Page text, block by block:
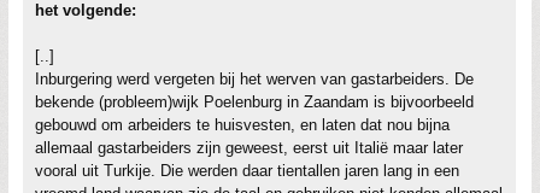
het volgende:
[..]
Inburgering werd vergeten bij het werven van gastarbeiders. De
bekende (probleem)wijk Poelenburg in Zaandam is bijvoorbeeld
gebouwd om arbeiders te huisvesten, en laten dat nou bijna
allemaal gastarbeiders zijn geweest, eerst uit Italië maar later
vooral uit Turkije. Die werden daar tientallen jaren lang in een